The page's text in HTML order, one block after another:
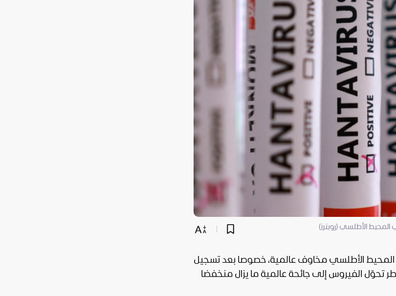
الأطلسي (رويترز)
الأطلسي مخاوف عالمية، خصوصا بعد تسجيل
تحوّل الفيروس إلى جائحة عالمية ما يزال منخفضا